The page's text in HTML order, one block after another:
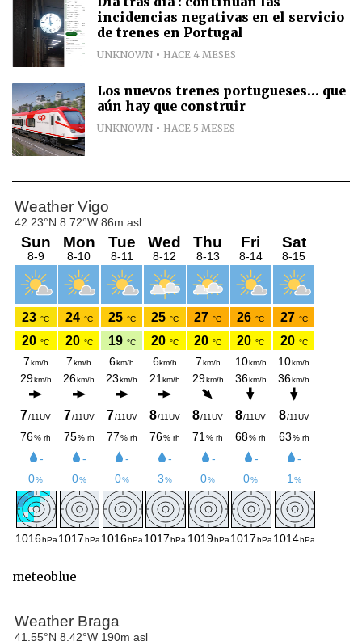
incidencias negativas en el servicio
de trenes en Portugal
UNKNOWN HACE 4 MESES
Los nuevos trenes portugueses... que
aún hay que construir
UNKNOWN HACE 5 MESES
meteoblue